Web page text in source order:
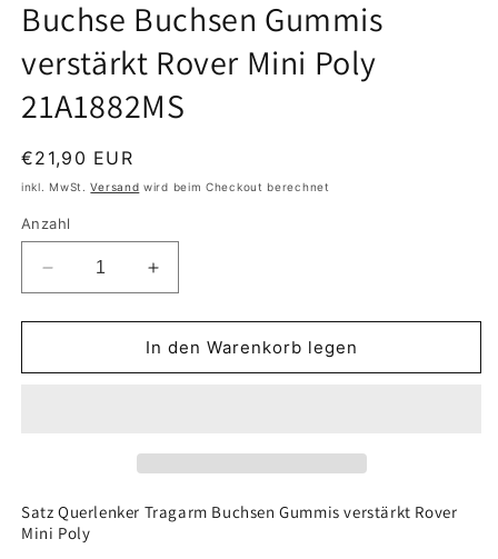
Buchse Buchsen Gummis
verstärkt Rover Mini Poly
21A1882MS
Normaler
Preis
€21,90 EUR
inkl. MwSt.Versand wird beim Checkout berechnet
Anzahl
Verringere
die
Menge
Satz
verstärkt
Rover
Erhöhe
die
Menge
für
Satz
verstärkt
In den Warenkorb legen
Satz Querlenker Tragarm Buchsen Gummis verstärkt Rover
Mini Poly